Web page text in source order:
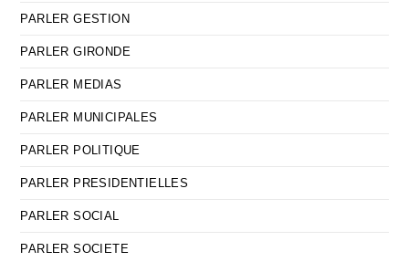
PARLER GESTION
PARLER GIRONDE
PARLER MEDIAS
PARLER MUNICIPALES
PARLER POLITIQUE
PARLER PRESIDENTIELLES
PARLER SOCIAL
PARLER SOCIETE